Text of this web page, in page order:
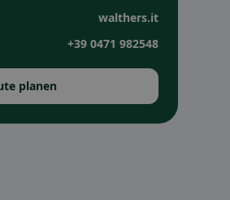
walthers.it
+39 0471 982548
planen